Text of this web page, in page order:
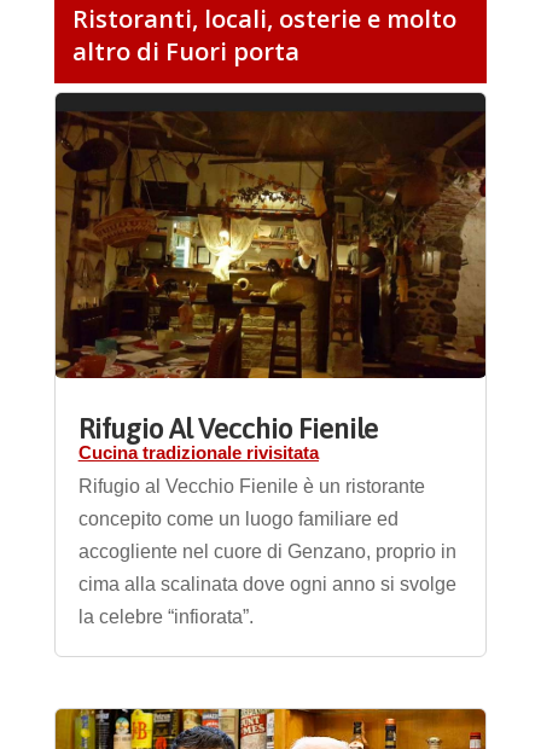
Ristoranti, locali, osterie e molto
altro di Fuori porta
Rifugio Al Vecchio Fienile
Cucina tradizionale rivisitata
Rifugio al Vecchio Fienile è un ristorante
concepito come un luogo familiare ed
accogliente nel cuore di Genzano, proprio in
cima alla scalinata dove ogni anno si svolge
la celebre “infiorata”.